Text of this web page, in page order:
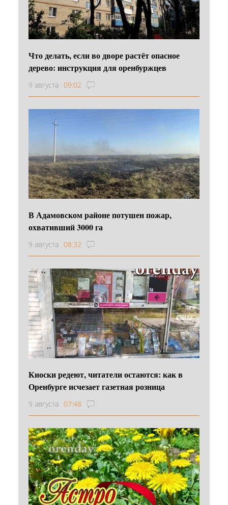
Что делать, если во дворе растёт опасное
дерево: инструкция для оренбуржцев
9 августа 09:02
В Адамовском районе потушен пожар,
охвативший 3000 га
9 августа 08:32
Киоски редеют, читатели остаются: как в
Оренбурге исчезает газетная розница
9 августа 07:48